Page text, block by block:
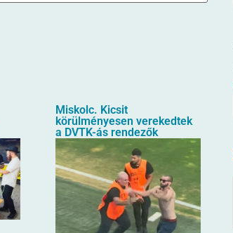
Miskolc. Kicsit
körülményesen verekedtek
a DVTK-ás rendezők